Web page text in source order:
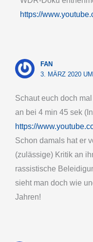
https://
FAN
3. MÄRZ 2020
Schaut euch doch
an bei 4 min 45 sek
https://
Schon damals hat er
(zulässige) Kritik an
rassistische
sieht man doch wie
Jahren!